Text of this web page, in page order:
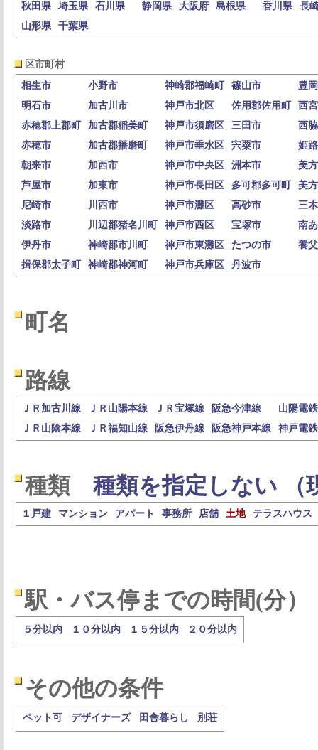
秋田県
埼玉県 石川県 静岡県 大阪府 島根県 香川県
長
山形県
千葉県
区市町村
相生市
小野市 神崎郡福崎町 篠山市
豊
明石市
加古川市 神戸市北区 佐用郡佐用町
西
赤穂郡上郡町
加古郡稲美町 神戸市須磨区 三田市
西
赤穂市
加古郡播磨町 神戸市垂水区 宍粟市
姫
朝来市
加西市 神戸市中央区 洲本市
美
芦屋市
加東市 神戸市長田区 多可郡多可町
美
尼崎市
川西市 神戸市灘区 高砂市
三
淡路市
川辺郡猪名川町 神戸市西区 宝塚市
南
伊丹市
神崎郡市川町 神戸市東灘区 たつの市
養
揖保郡太子町
神崎郡神河町 神戸市兵庫区 丹波市
町名
路線
ＪＲ加古川線 ＪＲ山陽本線 ＪＲ宝塚線 阪急今津線
山陽電
ＪＲ山陰本線
ＪＲ福知山線 阪急伊丹線 阪急神戸本線 神戸電
種類 種類を指定しない （
１戸建 マンション アパート 事務所 店舗 土地 テラスハウス
駅・バス停までの時間(分）
５分以内 １０分以内 １５分以内 ２０分以内
その他の条件
ペット可 デザイナーズ 田舎暮らし 別荘